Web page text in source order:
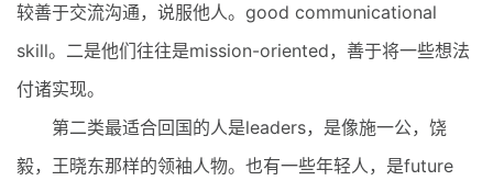
较善于交流沟通，说服他人。good communicational
skill。二是他们往往是mission-oriented，善于将一些想法
付诸实现。
第二类最适合回国的人是leaders，是像施一公，饶
毅，王晓东那样的领袖人物。也有一些年轻人，是future